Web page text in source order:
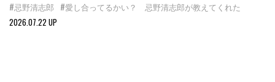
#忌野清志郎 #愛し合ってるかい？ 忌野清志郎が教えてくれた
2026.07.22 UP